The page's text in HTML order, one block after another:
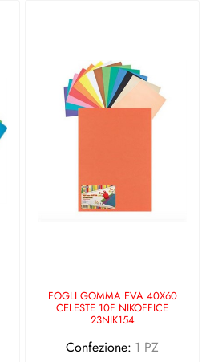
FOGLI GOMMA EVA 40X60
CELESTE 10F NIKOFFICE
23NIK154
Confezione: 1 PZ